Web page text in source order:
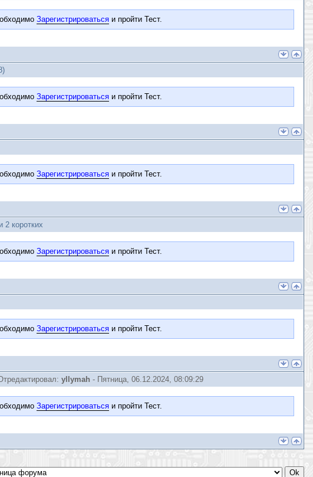
Зарегистрироваться и пройти Тест.
Зарегистрироваться и пройти Тест.
Зарегистрироваться и пройти Тест.
2 коротких
Зарегистрироваться и пройти Тест.
Зарегистрироваться и пройти Тест.
yllymah - Пятница, 06.12.2024, 08:09:29
Зарегистрироваться и пройти Тест.